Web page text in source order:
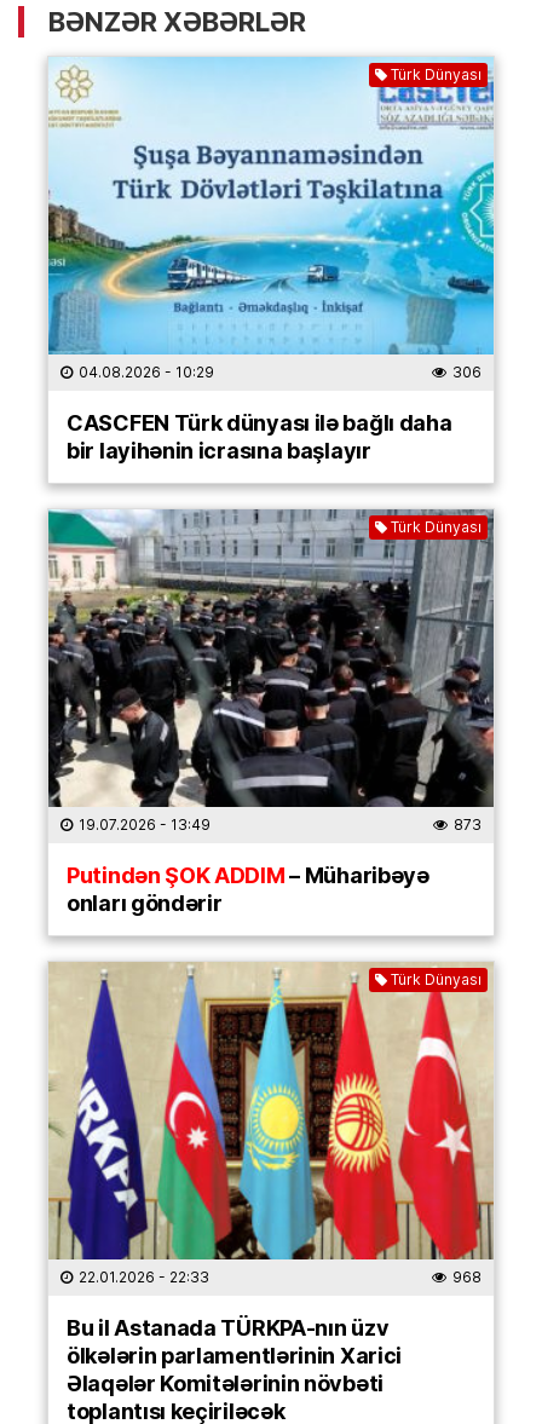
BƏNZƏR XƏBƏRLƏR
Türk Dünyası
04.08.2026 - 10:29 306
CASCFEN Türk dünyası ilə bağlı daha
bir layihənin icrasına başlayır
Türk Dünyası
19.07.2026 - 13:49 873
Putindən ŞOK ADDIM– Müharibəyə
onları göndərir
Türk Dünyası
22.01.2026 - 22:33 968
Bu il Astanada TÜRKPA-nın üzv
ölkələrin parlamentlərinin Xarici
Əlaqələr Komitələrinin növbəti
toplantısı keçiriləcək